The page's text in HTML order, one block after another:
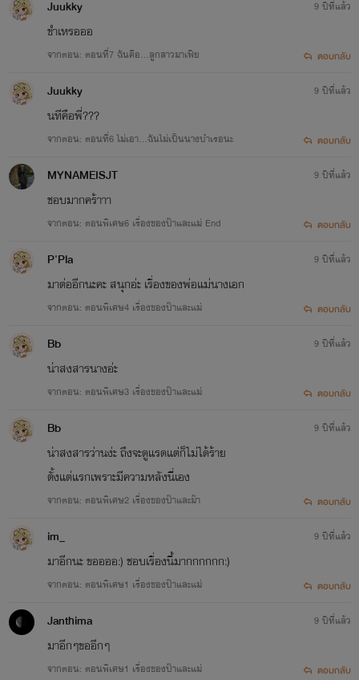
Juukky
ขำเหรอออ
จากตอน: ตอนที่7 ฉันคือ...ลูกสาวมาเฟีย
9 ปีที่แล้ว
ตอบกลับ
Juukky
นทีคือพี่???
จากตอน: ตอนที่6 ไม่เอา...ฉันไม่เป็นนางบำเรอนะ
9 ปีที่แล้ว
ตอบกลับ
MYNAMEISJT
ชอบมากคร้าาา
จากตอน: ตอนพิเศษ6 เรื่องของป๊าและแม่ End
9 ปีที่แล้ว
ตอบกลับ
P'Pla
มาต่ออีกนะคะ สนุกอ่ะ เรื่องของพ่อแม่นางเอก
จากตอน: ตอนพิเศษ4 เรื่องของป๊าและแม่
9 ปีที่แล้ว
ตอบกลับ
Bb
น่าสงสารนางอ่ะ
จากตอน: ตอนพิเศษ3 เรื่องของป๊าและแม่
9 ปีที่แล้ว
ตอบกลับ
Bb
น่าสงสารว่านง่ะ ถึงจะดูแรดแต่ก็ไม่ได้ร้าย
ตั้งแต่แรกเพราะมีความหลังนี่เอง
จากตอน: ตอนพิเศษ2 เรื่องของป๊าและม๊า
9 ปีที่แล้ว
ตอบกลับ
im_
มาอีกนะ ขออออ:) ชอบเรื่องนี้มากกกกกก:)
จากตอน: ตอนพิเศษ1 เรื่องของป๊าและแม่
9 ปีที่แล้ว
ตอบกลับ
Janthima
มาอีกๆขออีกๆ
จากตอน: ตอนพิเศษ1 เรื่องของป๊าและแม่
9 ปีที่แล้ว
ตอบกลับ